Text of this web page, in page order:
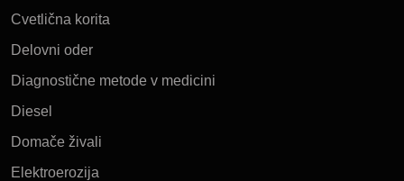
Cvetlična korita
Delovni oder
Diagnostične metode v medicini
Diesel
Domače živali
Elektroerozija